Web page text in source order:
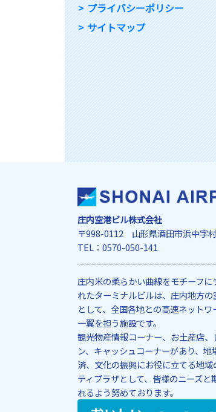
プライバシーポリシー
サイトマップ
庄内空港ビル株式会社
〒998-0112 山形県酒田市浜中字
TEL：0570-050-141
庄内米の柔らかい曲線をモチーフに
れたターミナルビルは、庄内地方の
として、全国各地との高速ネットワ
一翼を担う施設です。
観光物産情報コーナー、お土産店、
ン、キャッシュコーナーがあり、地
済、文化の振興にお役に立てる地域
ティプラザとして、皆様のニーズと
れるよう努めております。